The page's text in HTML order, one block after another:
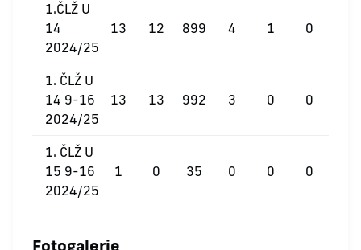
1.ČLŽ U
14
2024/25
13 12 899 4 1 0
1. ČLŽ U
14 9-16
2024/25
13 13 992 3 0 0
1. ČLŽ U
15 9-16
2024/25
1 0 35 0 0 0
Fotogalerie